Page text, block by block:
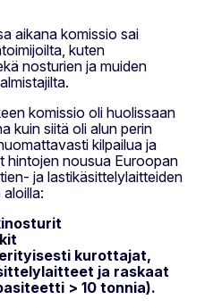
aikana komissio sai
kuten
nosturien ja muiden
komissio oli huolissaan
kuin siitä oli alun perin
kilpailua ja
hintojen nousua Euroopan
ja lastikäsittelylaitteiden
kurottajat,
ja raskaat
> 10 tonnia).